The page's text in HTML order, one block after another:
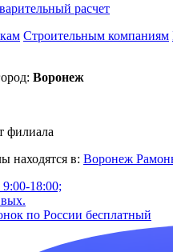
расчет
Строительным компаниям
Воронеж
филиала
находятся в: Воронеж
18:00;
по России бесплатный